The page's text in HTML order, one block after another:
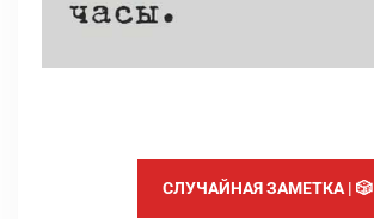
СЛУЧАЙНАЯ ЗАМЕТКА | 🎲